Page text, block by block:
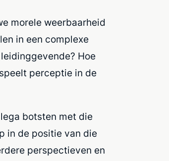
morele weerbaarheid
in een complexe
Hoe
perceptie in de
botsten met die
in de positie van die
perspectieven en